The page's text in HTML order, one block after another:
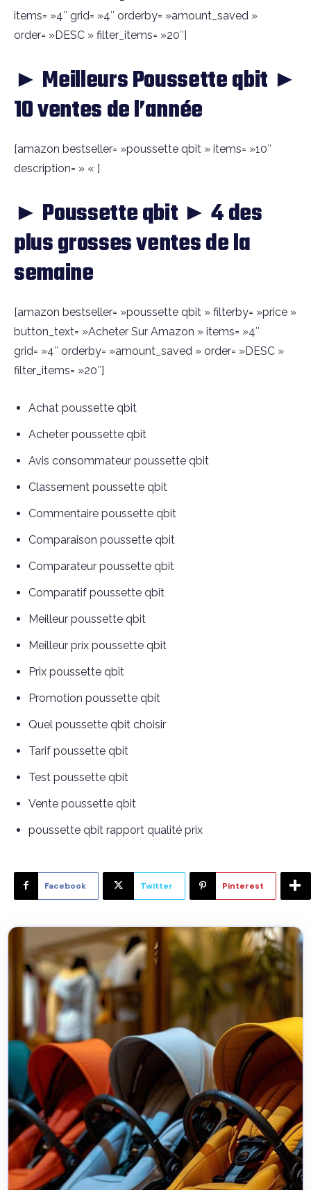
items= »4″ grid= »4″ orderby= »amount_saved »
order= »DESC » filter_items= »20″]
► Meilleurs Poussette qbit ►
10 ventes de l’année
[amazon bestseller= »poussette qbit » items= »10″
description= » « ]
► Poussette qbit ► 4 des
plus grosses ventes de la
semaine
[amazon bestseller= »poussette qbit » filterby= »price »
button_text= »Acheter Sur Amazon » items= »4″
grid= »4″ orderby= »amount_saved » order= »DESC »
filter_items= »20″]
Achat poussette qbit
Acheter poussette qbit
Avis consommateur poussette qbit
Classement poussette qbit
Commentaire poussette qbit
Comparaison poussette qbit
Comparateur poussette qbit
Comparatif poussette qbit
Meilleur poussette qbit
Meilleur prix poussette qbit
Prix poussette qbit
Promotion poussette qbit
Quel poussette qbit choisir
Tarif poussette qbit
Test poussette qbit
Vente poussette qbit
poussette qbit rapport qualité prix
Facebook Twitter Pinterest